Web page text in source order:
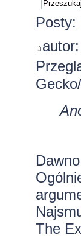
Posty:
autor:
The